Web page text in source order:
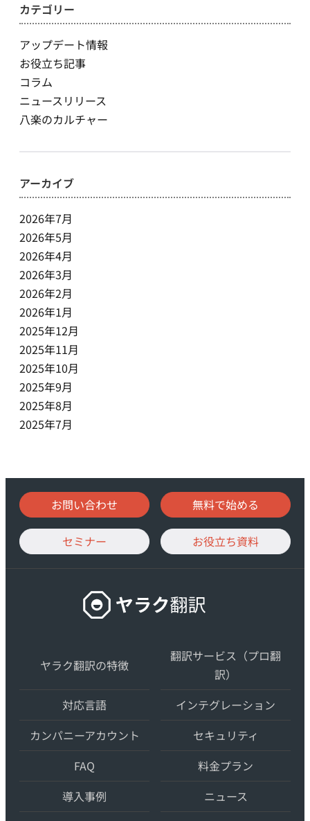
カテゴリー
アップデート情報
お役立ち記事
コラム
ニュースリリース
八楽のカルチャー
アーカイブ
2026年7月
2026年5月
2026年4月
2026年3月
2026年2月
2026年1月
2025年12月
2025年11月
2025年10月
2025年9月
2025年8月
2025年7月
お問い合わせ 無料で始める
セミナー お役立ち資料
ヤ
ラ
訳
–
最
先
端
の
AI
自
ヤラク翻訳の特徴
翻訳サービス（プロ翻
訳）
対応言語
インテグレーション
カンパニーアカウント
セキュリティ
FAQ
料金プラン
導入事例
ニュース